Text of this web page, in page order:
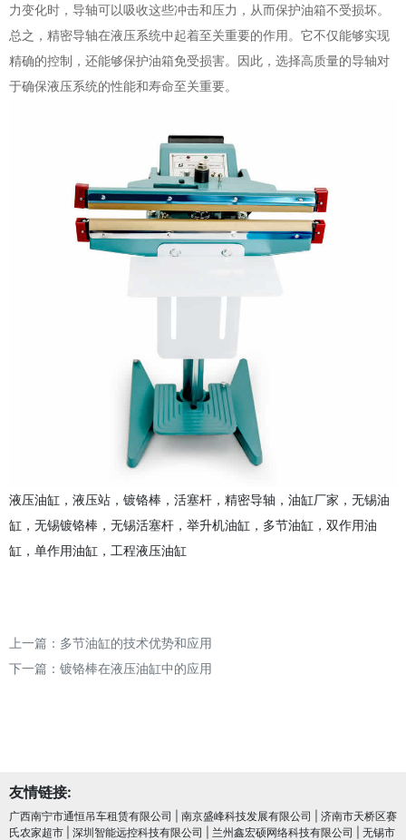
力变化时，导轴可以吸收这些冲击和压力，从而保护油箱不受损坏。
总之，精密导轴在液压系统中起着至关重要的作用。它不仅能够实现
精确的控制，还能够保护油箱免受损害。因此，选择高质量的导轴对
于确保液压系统的性能和寿命至关重要。
液压油缸，液压站，镀铬棒，活塞杆，精密导轴，油缸厂家，无锡油
缸，无锡镀铬棒，无锡活塞杆，举升机油缸，多节油缸，双作用油
缸，单作用油缸，工程液压油缸
上一篇： 多节油缸的技术优势和应用
下一篇： 镀铬棒在液压油缸中的应用
友情链接:
广西南宁市通恒吊车租赁有限公司 南京盛峰科技发展有限公司
济南市天桥区赛
氏农家超市
深圳智能远控科技有限公司 兰州鑫宏硕网络科技有限公司
无锡市